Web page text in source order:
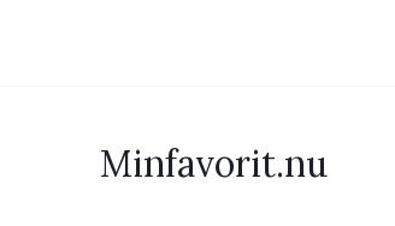
Minfavorit.nu